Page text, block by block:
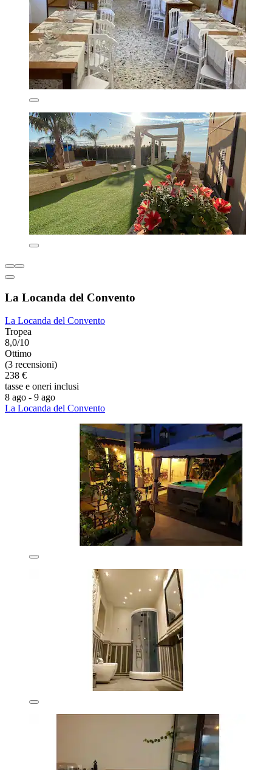
La Locanda del Convento
La Locanda del Convento
Tropea
8,0/10
Ottimo
(3 recensioni)
238 €
tasse e oneri inclusi
8 ago - 9 ago
La Locanda del Convento